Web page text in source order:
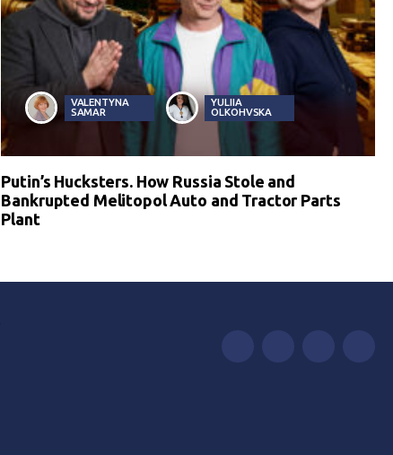
VALENTYNA
SAMAR
YULIIA
OLKOHVSKA
Putin’s Hucksters. How Russia Stole and
Bankrupted Melitopol Auto and Tractor Parts
Plant